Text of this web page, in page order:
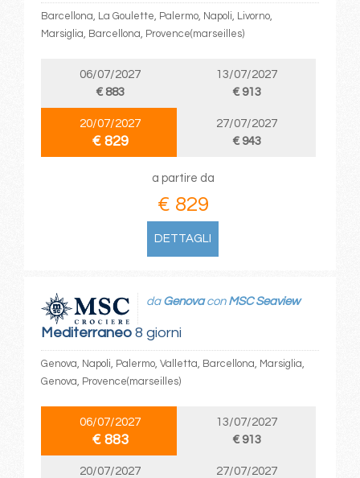
Barcellona, La Goulette, Palermo, Napoli, Livorno,
Marsiglia, Barcellona, Provence(marseilles)
06/07/2027
€ 883
13/07/2027
€ 913
20/07/2027
€ 829
27/07/2027
€ 943
a partire da
€ 829
DETTAGLI
Mediterraneo8 giorni
da Genovacon MSC Seaview
Genova, Napoli, Palermo, Valletta, Barcellona, Marsiglia,
Genova, Provence(marseilles)
06/07/2027
€ 883
13/07/2027
€ 913
20/07/2027
27/07/2027